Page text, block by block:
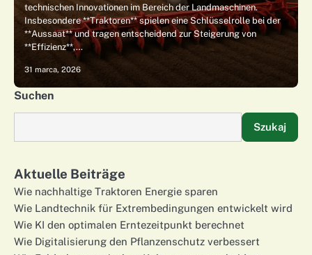
technischen Innovationen im Bereich der Landmaschinen.
Insbesondere **Traktoren** spielen eine Schlüsselrolle bei der
**Aussaat** und tragen entscheidend zur Steigerung von
**Effizienz**,…
31 marca, 2026
Suchen
Szukaj
Aktuelle Beiträge
Wie nachhaltige Traktoren Energie sparen
Wie Landtechnik für Extrembedingungen entwickelt wird
Wie KI den optimalen Erntezeitpunkt berechnet
Wie Digitalisierung den Pflanzenschutz verbessert